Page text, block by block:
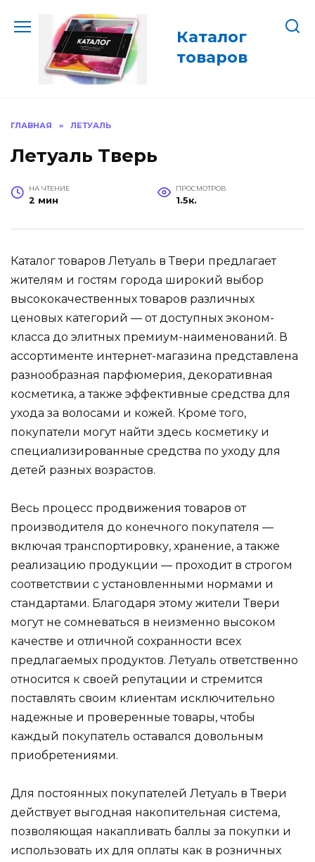
содержанию
Каталог
товаров
ГЛАВНАЯ » ЛЕТУАЛЬ
Летуаль Тверь
НА ЧТЕНИЕ
2 мин
ПРОСМОТРОВ
1.5к.
Каталог товаров Летуаль в Твери предлагает
жителям и гостям города широкий выбор
высококачественных товаров различных
ценовых категорий — от доступных эконом-
класса до элитных премиум-наименований. В
ассортименте интернет-магазина представлена
разнообразная парфюмерия, декоративная
косметика, а также эффективные средства для
ухода за волосами и кожей. Кроме того,
покупатели могут найти здесь косметику и
специализированные средства по уходу для
детей разных возрастов.
Весь процесс продвижения товаров от
производителя до конечного покупателя —
включая транспортировку, хранение, а также
реализацию продукции — проходит в строгом
соответствии с установленными нормами и
стандартами. Благодаря этому жители Твери
могут не сомневаться в неизменно высоком
качестве и отличной сохранности всех
предлагаемых продуктов. Летуаль ответственно
относится к своей репутации и стремится
поставлять своим клиентам исключительно
надежные и проверенные товары, чтобы
каждый покупатель оставался довольным
приобретениями.
Для постоянных покупателей Летуаль в Твери
действует выгодная накопительная система,
позволяющая накапливать баллы за покупки и
использовать их для оплаты как в розничных